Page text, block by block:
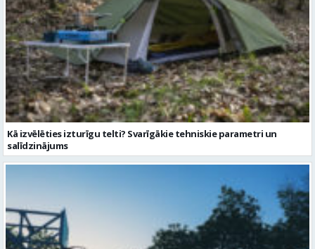
Kā izvēlēties izturīgu telti? Svarīgākie tehniskie parametri un
salīdzinājums